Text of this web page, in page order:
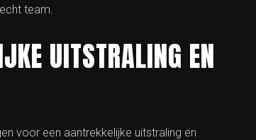
team.
UITSTRALING EN
voor een aantrekkelijke uitstraling en